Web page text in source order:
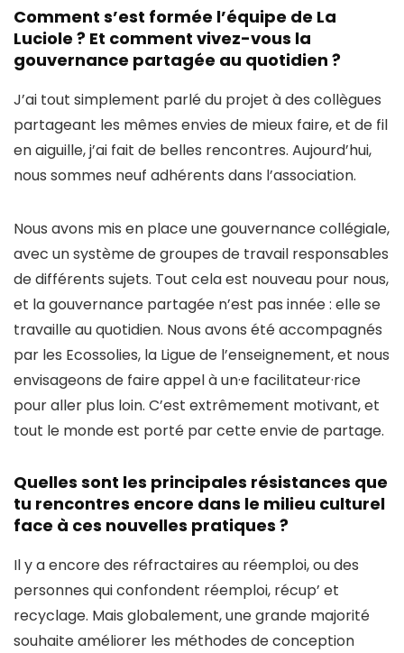
Comment s’est formée l’équipe de La
Luciole ? Et comment vivez-vous la
gouvernance partagée au quotidien ?
J’ai tout simplement parlé du projet à des collègues
partageant les mêmes envies de mieux faire, et de fil
en aiguille, j’ai fait de belles rencontres. Aujourd’hui,
nous sommes neuf adhérents dans l’association.
Nous avons mis en place une gouvernance collégiale,
avec un système de groupes de travail responsables
de différents sujets. Tout cela est nouveau pour nous,
et la gouvernance partagée n’est pas innée : elle se
travaille au quotidien. Nous avons été accompagnés
par les Ecossolies, la Ligue de l’enseignement, et nous
envisageons de faire appel à un·e facilitateur·rice
pour aller plus loin. C’est extrêmement motivant, et
tout le monde est porté par cette envie de partage.
Quelles sont les principales résistances que
tu rencontres encore dans le milieu culturel
face à ces nouvelles pratiques ?
Il y a encore des réfractaires au réemploi, ou des
personnes qui confondent réemploi, récup’ et
recyclage. Mais globalement, une grande majorité
souhaite améliorer les méthodes de conception